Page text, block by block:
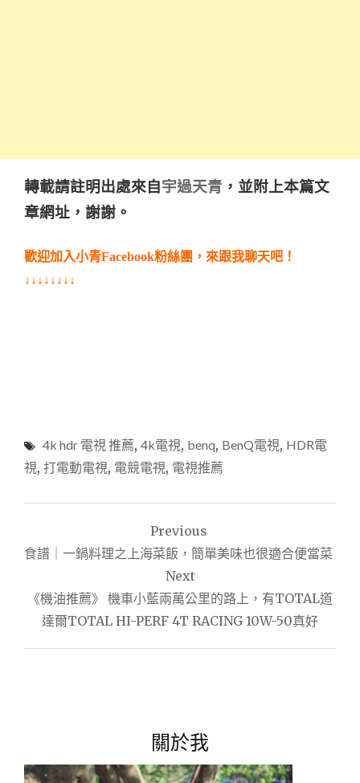
轉載請註明出處來自宇過天青 ，並附上本篇文
章網址，謝謝。
歡迎加入小青Facebook粉絲團，來跟我聊天吧！
↓ ↓↓↓↓↓↓↓
4k hdr 電視 推薦, 4k電視, benq, BenQ電視, HDR電
視, 打電動電視, 電競電視, 電視推薦
章
覽
Previous
食譜｜一鍋料理之上海菜飯，簡單美味也很適合便當菜
Next
《機油推薦》 機車小藍兩萬公里的路上，有TOTAL道
達爾TOTAL HI-PERF 4T RACING 10W-50真好
關於我